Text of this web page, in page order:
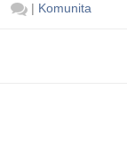
| Komunita